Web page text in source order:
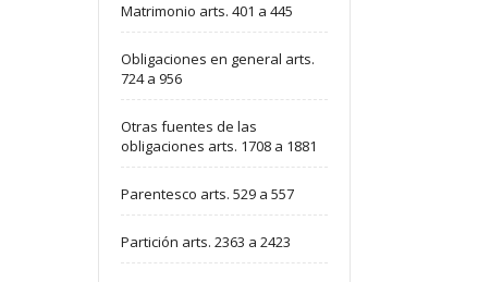
Matrimonio arts. 401 a 445
Obligaciones en general arts.
724 a 956
Otras fuentes de las
obligaciones arts. 1708 a 1881
Parentesco arts. 529 a 557
Partición arts. 2363 a 2423